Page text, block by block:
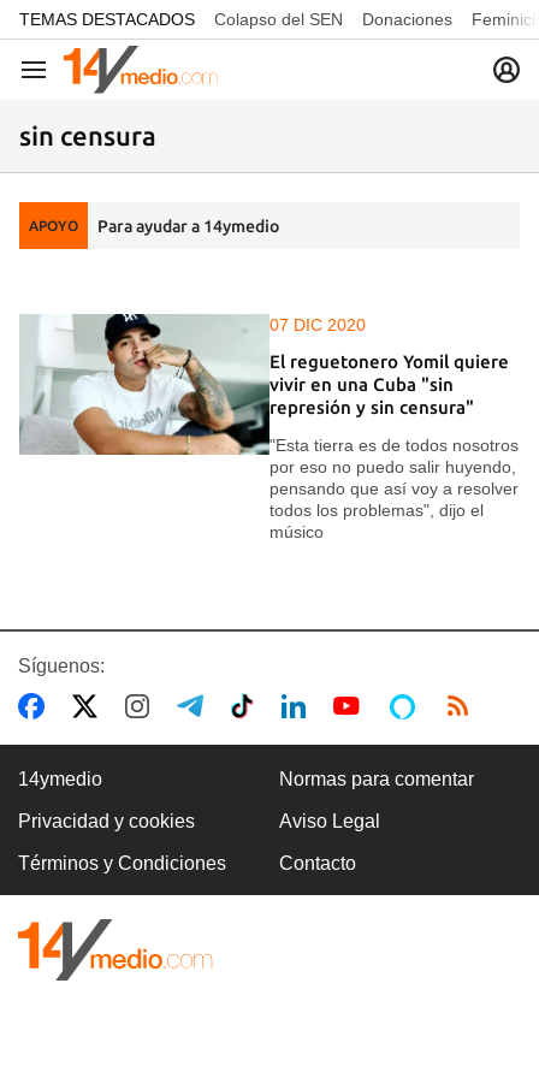
common.go-to-content
TEMAS DESTACADOS Colapso del SEN Donaciones
Navegación
sin censura
APOYO Para ayudar a 14ymedio
07 DIC 2020
El reguetonero Yomil quiere
vivir en una Cuba "sin
represión y sin censura"
"Esta tierra es de todos nosotros
por eso no puedo salir huyendo,
pensando que así voy a resolver
todos los problemas", dijo el
músico
Síguenos:
14ymedio Normas para comentar
Privacidad y cookies Aviso Legal
Términos y Condiciones Contacto